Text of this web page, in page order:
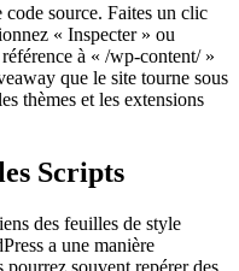
source. Faites un clic
« Inspecter » ou
à « /wp-content/ »
que le site tourne sous
thèmes et les extensions
Scripts
des feuilles de style
a une manière
pourrez souvent repérer des